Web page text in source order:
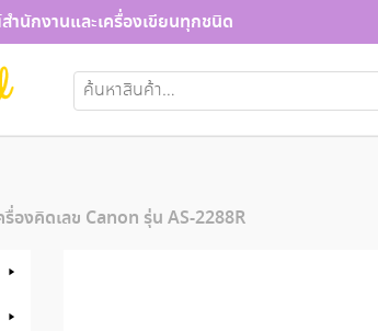
นักงานและเครื่องเขียนทุกชนิด
ค้นหา:
รื่องคิดเลข Canon รุ่น AS-2288R